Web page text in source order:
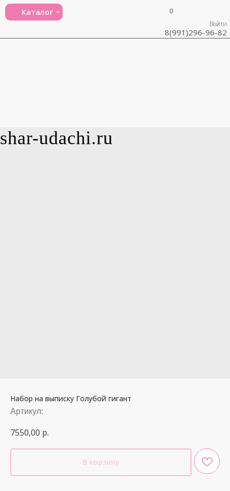
Каталог
Войти
0
8(991)296-96-82
Поможем вам с подбором композиций из шаров
shar-udachi.ru
Набор на выписку Голубой гигант
Артикул:
7550,00 р.
В корзину